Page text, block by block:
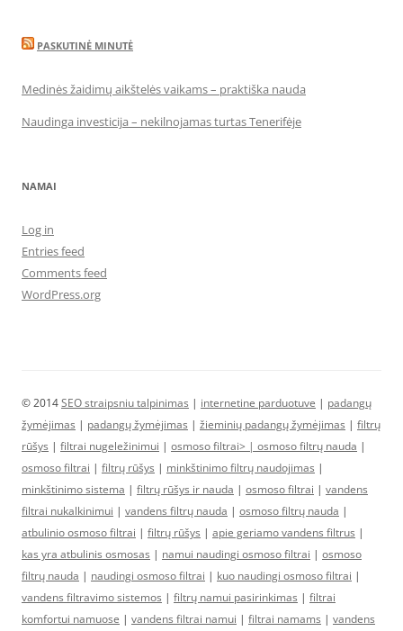
PASKUTINĖ MINUTĖ
Medinės žaidimų aikštelės vaikams – praktiška nauda
Naudinga investicija – nekilnojamas turtas Tenerifėje
NAMAI
Log in
Entries feed
Comments feed
WordPress.org
© 2014SEO straipsniu talpinimas | internetine parduotuve | padangų
žymėjimas | padangų žymėjimas | žieminių padangų žymėjimas | filtrų
rūšys | filtrai nugeležinimui | osmoso filtrai> | osmoso filtrų nauda |
osmoso filtrai | filtrų rūšys | minkštinimo filtrų naudojimas |
minkštinimo sistema | filtrų rūšys ir nauda | osmoso filtrai | vandens
filtrai nukalkinimui | vandens filtrų nauda | osmoso filtrų nauda |
atbulinio osmoso filtrai | filtrų rūšys | apie geriamo vandens filtrus |
kas yra atbulinis osmosas | namui naudingi osmoso filtrai | osmoso
filtrų nauda | naudingi osmoso filtrai | kuo naudingi osmoso filtrai |
vandens filtravimo sistemos | filtrų namui pasirinkimas | filtrai
komfortui namuose | vandens filtrai namui | filtrai namams | vandens